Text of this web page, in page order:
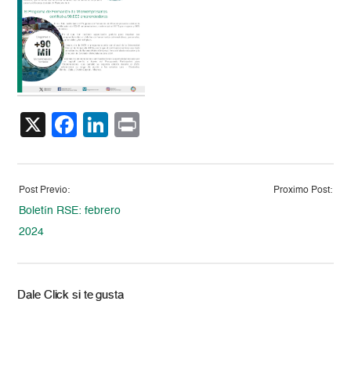
X Facebook
LinkedIn
Post Previo:
Boletín RSE: febrero
2024
Proximo Post:
Dale Click si te gusta